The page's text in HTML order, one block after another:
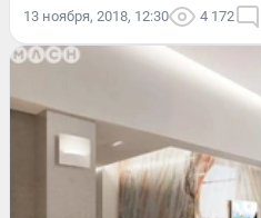
13 ноября, 2018, 12:30 4 172